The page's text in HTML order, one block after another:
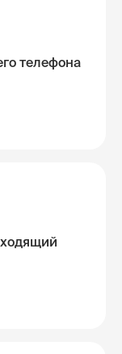
телефона